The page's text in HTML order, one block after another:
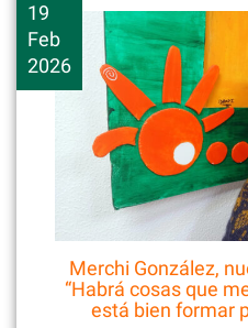
19
Feb
2026
Merchi González,
“Habrá cosas que
está bien formar